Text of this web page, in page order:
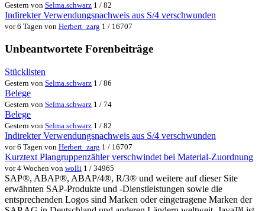
Gestern von Selma.schwarz 1 / 82
Indirekter Verwendungsnachweis aus S/4 verschwunden
vor 6 Tagen von Herbert_zarg 1 / 16707
Unbeantwortete Forenbeiträge
Stücklisten
Gestern von Selma.schwarz 1 / 86
Belege
Gestern von Selma.schwarz 1 / 74
Belege
Gestern von Selma.schwarz 1 / 82
Indirekter Verwendungsnachweis aus S/4 verschwunden
vor 6 Tagen von Herbert_zarg 1 / 16707
Kurztext Plangruppenzähler verschwindet bei Material-Zuordnung
vor 4 Wochen von wolli 1 / 34965
SAP®, ABAP®, ABAP/4®, R/3® und weitere auf dieser Site
erwähnten SAP-Produkte und -Dienstleistungen sowie die
entsprechenden Logos sind Marken oder eingetragene Marken der